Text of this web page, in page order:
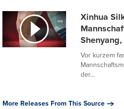
Xinhua
Vor kurzem
der...
More Releases From This Source